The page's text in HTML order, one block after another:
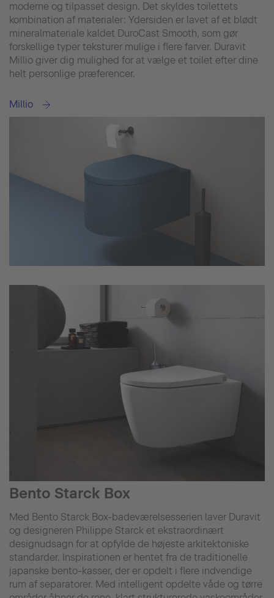
moderne og tilpasset design. Det skyldes toilettets
kombination af materialer: Ydersiden er lavet af et blødt
mineralmateriale kaldet DuroCast Smooth, som gør
forskellige typer teksturer mulige i flere farver. Duravit
Millio giver dig mulighed for at vælge et toilet efter dine
helt personlige præferencer.
Millio
Bento Starck Box
Med Bento Starck Box-badeværelsesserien laver Duravit
og designeren Philippe Starck et ekstraordinært
designudsagn for at opfylde de højeste arkitektoniske
standarder. Inspirationen er hentet fra de traditionelle
japanske bento-kasser, der er opdelt i flere indvendige
rum af separatorer. Med intelligent opdelte våde og tørre